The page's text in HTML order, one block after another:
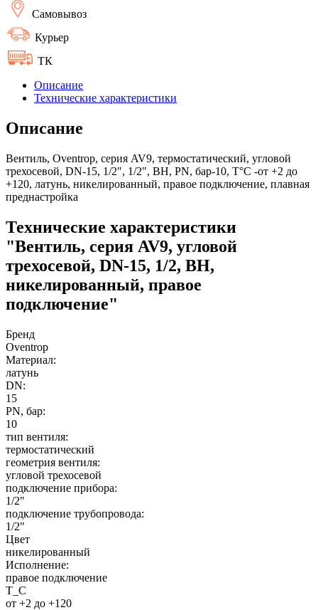
Самовывоз
Курьер
ТК
Описание
Технические характеристики
Описание
Вентиль, Oventrop, серия AV9, термостатический, угловой
трехосевой, DN-15, 1/2", 1/2", ВН, PN, бар-10, T°C -от +2 до
+120, латунь, никелированный, правое подключение, плавная
преднастройка
Технические характеристики
"Вентиль, серия AV9, угловой
трехосевой, DN-15, 1/2, ВН,
никелированный, правое
подключение"
Бренд
Oventrop
Материал:
латунь
DN:
15
PN, бар:
10
тип вентиля:
термостатический
геометрия вентиля:
угловой трехосевой
подключение прибора:
1/2"
подключение трубопровода:
1/2"
Цвет
никелированный
Исполнение:
правое подключение
T_C
от +2 до +120